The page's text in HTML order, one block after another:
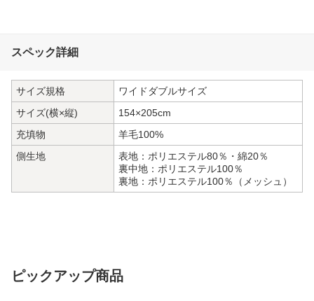
スペック詳細
サイズ規格
ワイドダブルサイズ
サイズ(横×縦)
154×205cm
充填物
羊毛100%
側生地
表地：ポリエステル80％・綿20％
裏中地：ポリエステル100％
裏地：ポリエステル100％（メッシュ）
ピックアップ商品